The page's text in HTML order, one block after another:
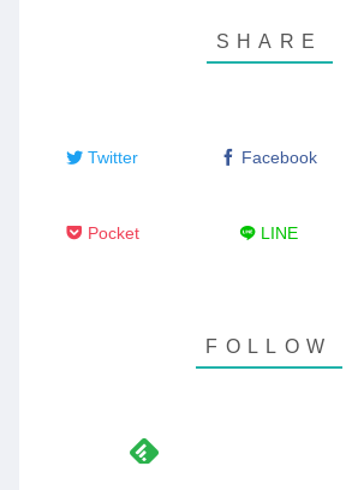
Twitter Facebook
Pocket LINE